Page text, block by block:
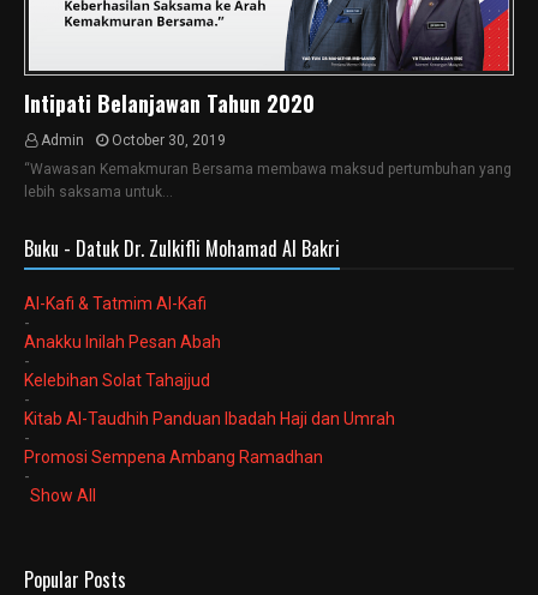
Intipati Belanjawan Tahun 2020
Admin
October 30, 2019
“Wawasan Kemakmuran Bersama membawa maksud pertumbuhan yang
lebih saksama untuk…
Buku - Datuk Dr. Zulkifli Mohamad Al Bakri
Al-Kafi & Tatmim Al-Kafi
-
Anakku Inilah Pesan Abah
-
Kelebihan Solat Tahajjud
-
Kitab Al-Taudhih Panduan Ibadah Haji dan Umrah
-
Promosi Sempena Ambang Ramadhan
-
Show All
Popular Posts